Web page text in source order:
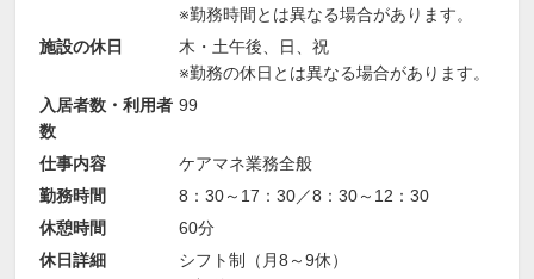
※勤務時間とは異なる場合があります。
施設の休日
木・土午後、日、祝
※勤務の休日とは異なる場合があります。
入居者数・利用者
数
99
仕事内容
ケアマネ業務全般
勤務時間
8：30～17：30／8：30～12：30
休憩時間
60分
休日詳細
シフト制（月8～9休）